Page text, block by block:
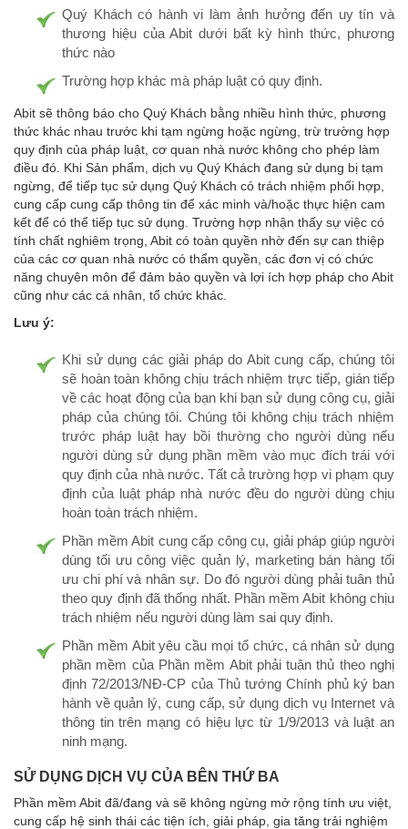
Quý Khách có hành vi làm ảnh hưởng đến uy tín và
thương hiệu của Abit dưới bất kỳ hình thức, phương
thức nào
Trường hợp khác mà pháp luật có quy định.
Abit sẽ thông báo cho Quý Khách bằng nhiều hình thức, phương
thức khác nhau trước khi tạm ngừng hoặc ngừng, trừ trường hợp
quy định của pháp luật, cơ quan nhà nước không cho phép làm
điều đó. Khi Sản phẩm, dịch vụ Quý Khách đang sử dụng bị tạm
ngừng, để tiếp tục sử dụng Quý Khách có trách nhiệm phối hợp,
cung cấp cung cấp thông tin để xác minh và/hoặc thực hiện cam
kết để có thể tiếp tục sử dụng. Trường hợp nhận thấy sự việc có
tính chất nghiêm trọng, Abit có toàn quyền nhờ đến sự can thiệp
của các cơ quan nhà nước có thẩm quyền, các đơn vị có chức
năng chuyên môn để đảm bảo quyền và lợi ích hợp pháp cho Abit
cũng như các cá nhân, tổ chức khác.
Lưu ý:
Khi sử dụng các giải pháp do Abit cung cấp, chúng tôi
sẽ hoàn toàn không chịu trách nhiệm trực tiếp, gián tiếp
về các hoạt động của bạn khi bạn sử dụng công cụ, giải
pháp của chúng tôi. Chúng tôi không chịu trách nhiệm
trước pháp luật hay bồi thường cho người dùng nếu
người dùng sử dụng phần mềm vào mục đích trái với
quy định của nhà nước. Tất cả trường hợp vi phạm quy
định của luật pháp nhà nước đều do người dùng chịu
hoàn toàn trách nhiệm.
Phần mềm Abit cung cấp công cụ, giải pháp giúp người
dùng tối ưu công việc quản lý, marketing bán hàng tối
ưu chi phí và nhân sự. Do đó người dùng phải tuân thủ
theo quy định đã thống nhất. Phần mềm Abit không chịu
trách nhiệm nếu người dùng làm sai quy định.
Phần mềm Abit yêu cầu mọi tổ chức, cá nhân sử dụng
phần mềm của Phần mềm Abit phải tuân thủ theo nghị
định 72/2013/NĐ-CP của Thủ tướng Chính phủ ký ban
hành về quản lý, cung cấp, sử dụng dịch vụ Internet và
thông tin trên mạng có hiệu lực từ 1/9/2013 và luật an
ninh mạng.
SỬ DỤNG DỊCH VỤ CỦA BÊN THỨ BA
Phần mềm Abit đã/đang và sẽ không ngừng mở rộng tính ưu việt,
cung cấp hệ sinh thái các tiện ích, giải pháp, gia tăng trải nghiệm